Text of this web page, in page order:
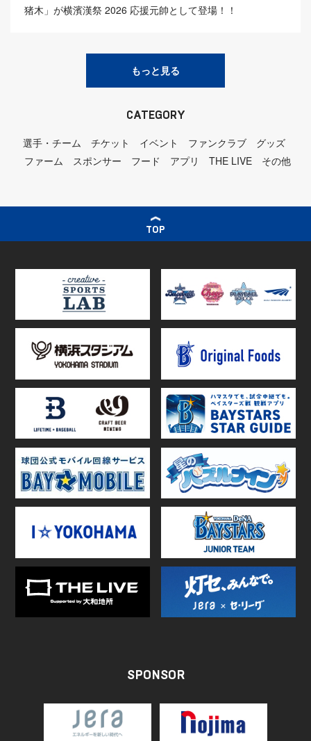
猪木」が横濱漢祭 2026 応援元帥として登場！！
もっと見る
CATEGORY
選手・チーム チケット イベント ファンクラブ
グッズ
ファーム
スポンサー フード アプリ THE LIVE その他
TOP
SPONSOR